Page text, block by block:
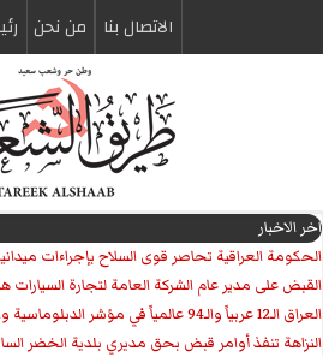
الاتصال بنا من نحن
اخر الاخبار
الحكومة العراقية تحاصر قوى السلاح بإجراءات
القبض على مدير عام الشركة العامة لتجارة السيارات
العراق الـ12 عربياً والـ94 عالمياً في مؤشر الدبلوماسية والشراكة الدولية
النزاهة تنفذ أوامر قبض بحق مديري بلدية الخضر السابق